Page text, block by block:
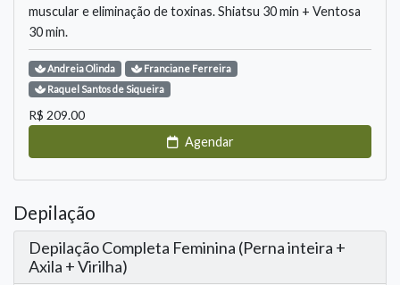
muscular e eliminação de toxinas. Shiatsu 30 min + Ventosa
30 min.
AndreiaOlinda Franciane Ferreira
Raquel Santos de Siqueira
R$ 209.00
Agendar
Depilação
Depilação Completa Feminina (Perna inteira +
Axila + Virilha)